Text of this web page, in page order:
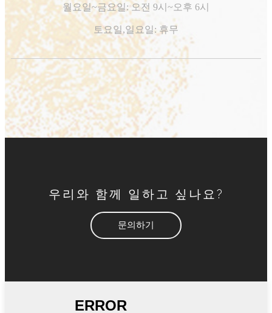
월요일~금요일: 오전 9시~오후 6시
토요일,일요일: 휴무
우리와 함께 일하고 싶나요?
문의하기